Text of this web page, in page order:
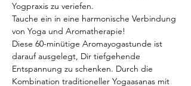
Yogpraxis zu veriefen.
Tauche ein in eine harmonische Verbindung
von Yoga und Aromatherapie!
Diese 60-minütige Aromayogastunde ist
darauf ausgelegt, Dir tiefgehende
Entspannung zu schenken. Durch die
Kombination traditioneller Yogaasanas mit